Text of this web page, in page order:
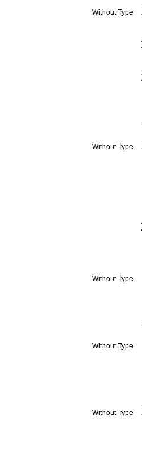
Without Type
Without Type
Without Type
Without Type
Without Type